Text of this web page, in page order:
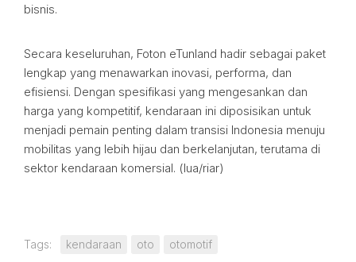
bisnis.
Secara keseluruhan, Foton eTunland hadir sebagai paket
lengkap yang menawarkan inovasi, performa, dan
efisiensi. Dengan spesifikasi yang mengesankan dan
harga yang kompetitif, kendaraan ini diposisikan untuk
menjadi pemain penting dalam transisi Indonesia menuju
mobilitas yang lebih hijau dan berkelanjutan, terutama di
sektor kendaraan komersial. (lua/riar)
Tags: kendaraan oto otomotif